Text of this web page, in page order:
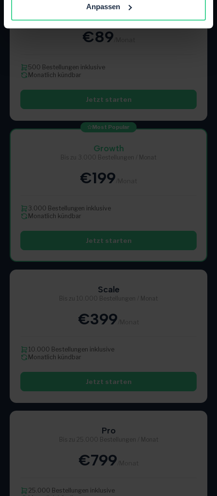
Anpassen
Starter
€89
500 Bestellungen inklusive
Monatlich kündbar
Jetzt starten
Growth
Bis zu 3.000 Bestellungen / Monat
€199
3.000 Bestellungen inklusive
Monatlich kündbar
Jetzt starten
Most Popular
Scale
Bis zu 10.000 Bestellungen / Monat
€399
10.000 Bestellungen inklusive
Monatlich kündbar
Jetzt starten
Pro
Bis zu 25.000 Bestellungen / Monat
€799
25.000 Bestellungen inklusive